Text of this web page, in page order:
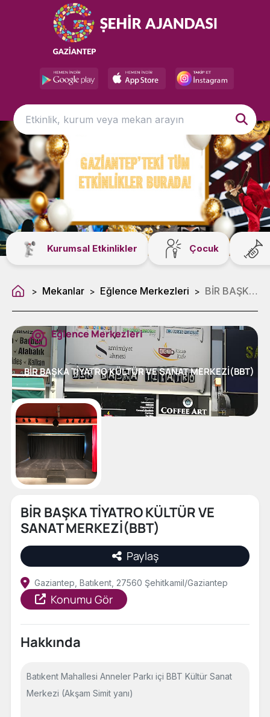
Kurumsal Etkinlikler Çocuk
> Mekanlar > Eğlence Merkezleri > BİR BAŞKA TİYATRO KÜLTÜR VE SANAT MERKEZİ(BBT)
Eğlence Merkezleri
BİR BAŞKA TİYATRO KÜLTÜR VE SANAT MERKEZİ(BBT)
BİR BAŞKA TİYATRO KÜLTÜR VE
SANAT MERKEZİ(BBT)
Paylaş
Gaziantep, Batıkent, 27560 Şehitkamil/Gaziantep
Konumu Gör
Hakkında
Batıkent Mahallesi Anneler Parkı içi BBT Kültür Sanat
Merkezi (Akşam Simit yanı)